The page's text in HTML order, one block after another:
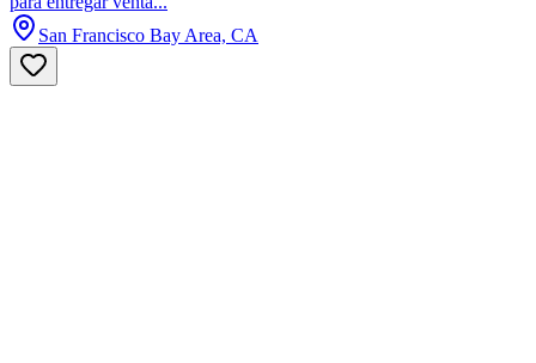
San Francisco Bay Area, CA